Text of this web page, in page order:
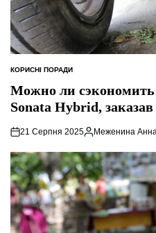
ОПУБЛІКУВАТИ
КОРИСНІ ПОРАДИ
Можно ли сэкономить
Sonata Hybrid,
21 Серпня 2025
Опубліковано
Меженина Анна